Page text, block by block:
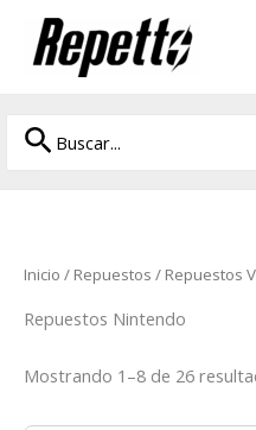
contenido
Buscar
por:
Buscar
Inicio / Repuestos / Repuestos
Repuestos Nintendo
Mostrando 1–8 de 26